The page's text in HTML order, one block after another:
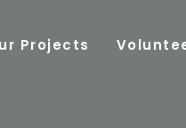
Projects